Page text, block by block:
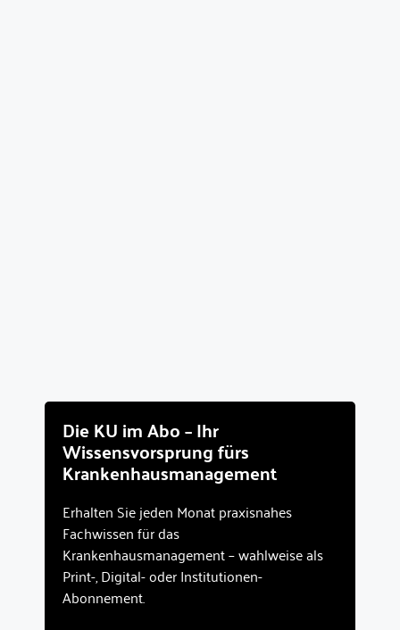
Die KU im Abo – Ihr
Wissensvorsprung fürs
Krankenhausmanagement
Erhalten Sie jeden Monat praxisnahes
Fachwissen für das
Krankenhausmanagement – wahlweise als
Print-, Digital- oder Institutionen-
Abonnement.